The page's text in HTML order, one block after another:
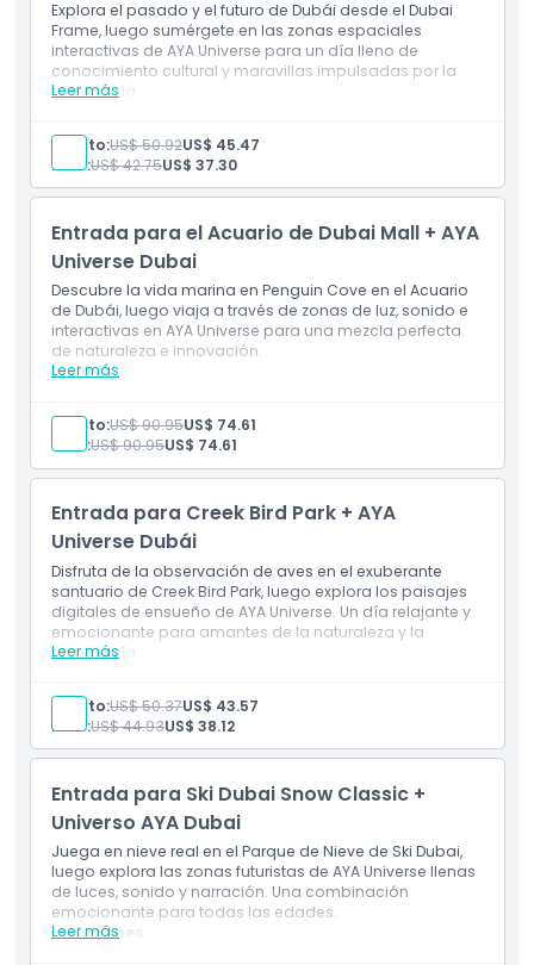
Cosas a Saber
Cómo Llegar
Términos y Condiciones
Política de Cancelación
Explora el pasado y el futuro de Dubái desde el Dubai
Frame, luego sumérgete en las zonas espaciales
interactivas de AYA Universe para un día lleno de
conocimiento cultural y maravillas impulsadas por la
tecnología.
Leer más
Ve Dubái desde arriba en el Frame, luego viaja a
través de 12 mundos digitales en AYA Universe.
Un combo de gran valor que combina cultura,
innovación y entretenimiento inmersivo.
Adulto:US$ 50.92US$ 45.47
Niño:US$ 42.75US$ 37.30
Entrada para el Acuario de Dubai Mall + AYA
Universe Dubai
Descubre la vida marina en Penguin Cove en el Acuario
de Dubái, luego viaja a través de zonas de luz, sonido e
interactivas en AYA Universe para una mezcla perfecta
de naturaleza e innovación.
Leer más
Incluye
explora zonas espaciales futuristas en AYA Universe.
Un combo lleno de diversión que ofrece
entretenimiento basado en la naturaleza y la
tecnología en un día.
Adulto:US$ 90.95US$ 74.61
Niño:US$ 90.95US$ 74.61
Entrada para Creek Bird Park + AYA
Universe Dubái
Disfruta de la observación de aves en el exuberante
santuario de Creek Bird Park, luego explora los paisajes
digitales de ensueño de AYA Universe. Un día relajante y
emocionante para amantes de la naturaleza y la
tecnología.
Leer más
Disfruta de una tranquila observación de aves en
Creek Bird Park, seguida de una emocionante visita a
AYA Universe.
Combinación ideal para amantes de la naturaleza y
Adulto:US$ 50.37US$ 43.57
Niño:US$ 44.93US$ 38.12
Entrada para Ski Dubai Snow Classic +
Universo AYA Dubai
Juega en nieve real en el Parque de Nieve de Ski Dubai,
luego explora las zonas futuristas de AYA Universe llenas
de luces, sonido y narración. Una combinación
emocionante para todas las edades.
Leer más
Inclusiones